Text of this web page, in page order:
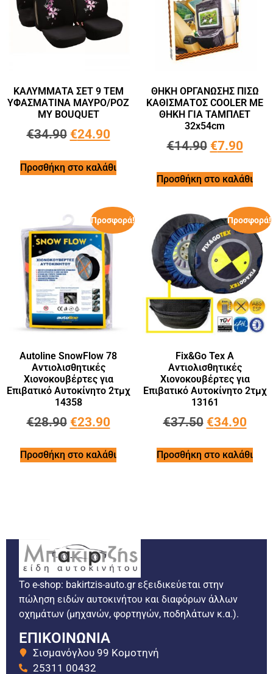
ΚΑΛΥΜΜΑΤΑ ΣΕΤ 9 ΤΕΜ
ΥΦΑΣΜΑΤΙΝΑ ΜΑΥΡΟ/ΡΟΖ
MY BOUQUET
€34.90 €24.90
Προσθήκη στο καλάθι
ΘΗΚΗ ΟΡΓΑΝΩΣΗΣ ΠΙΣΩ
ΚΑΘΙΣΜΑΤΟΣ COOLER ΜΕ
ΘΗΚΗ ΓΙΑ ΤΑΜΠΛΕΤ
32x54cm
€14.90 €7.90
Προσθήκη στο καλάθι
Προσφορά!
Autoline SnowFlow 78
Αντιολισθητικές
Χιονοκουβέρτες για
Επιβατικό Αυτοκίνητο 2τμχ
14358
€28.90 €23.90
Προσθήκη στο καλάθι
Προσφορά!
Fix&Go Tex A
Αντιολισθητικές
Χιονοκουβέρτες για
Επιβατικό Αυτοκίνητο 2τμχ
13161
€37.50 €34.90
Προσθήκη στο καλάθι
Το e-shop: bakirtzis-auto.gr εξειδικεύεται στην
πώληση ειδών αυτοκινήτου και διαφόρων άλλων
οχημάτων (μηχανών, φορτηγών, ποδηλάτων κ.α.).
ΕΠΙΚΟΙΝΩΝΙΑ
Σισμανόγλου 99 Κομοτηνή
25311 00432